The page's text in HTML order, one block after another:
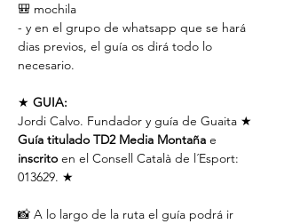
🎒 mochila
- y en el grupo de whatsapp que se hará
dias previos, el guía os dirá todo lo
necesario.
★ GUIA:
Jordi Calvo. Fundador y guía de Guaita ★
Guía titulado TD2 Media Montaña e
inscrito en el Consell Català de l´Esport:
013629. ★
📸 A lo largo de la ruta el guía podrá ir